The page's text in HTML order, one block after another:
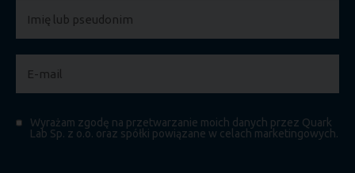
Wyrażam zgodę na przetwarzanie moich danych przez Quark
Lab Sp. z o.o. oraz spółki powiązane w celach marketingowych.